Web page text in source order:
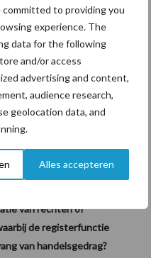
to providing you
experience. The
data for the following
and/or access
advertising and content,
audience research,
geolocation data, and
Alles accepteren
andere de financiële
x gemiddelde prijs), de
tot toezicht aan te geven,
en ingegrepen kan worden
vergelijking maken van
van rechten of
de registerfunctie
van handelsgedrag?